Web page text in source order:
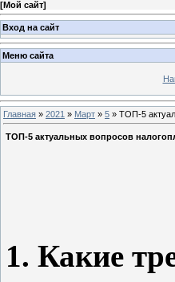
[Мой сайт]
Вход на сайт
Меню сайта
Главная » 2021 » Март » 5 » ТОП-5
ТОП-5 актуальных вопросов
1. Какие